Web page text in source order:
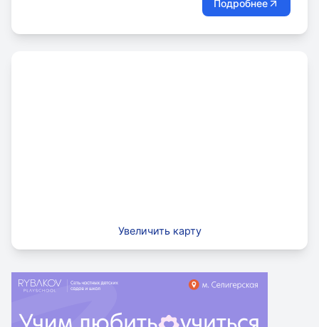
Подробнее
Увеличить карту